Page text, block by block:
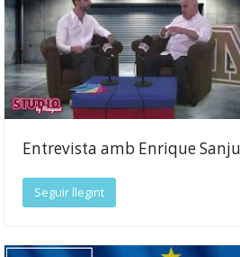
Entrevista amb Enrique
Seguir llegint